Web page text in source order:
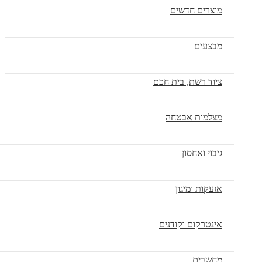
מוצרים חדשים
מבצעים
ציוד רשת, בית חכם
מצלמות אבטחה
גיבוי ואחסון
אזעקות ומיגון
אינטרקום וקודנים